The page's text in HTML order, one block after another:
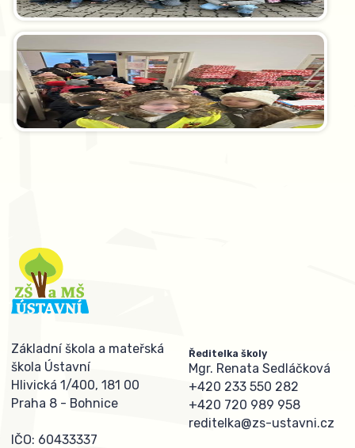
Základní škola a mateřská
škola Ústavní
Hlivická 1/400, 181 00
Praha 8 - Bohnice
IČO: 60433337
Ředitelka školy
Mgr. Renata Sedláčková
+420 233 550 282
+420 720 989 958
reditelka@zs-ustavni.cz